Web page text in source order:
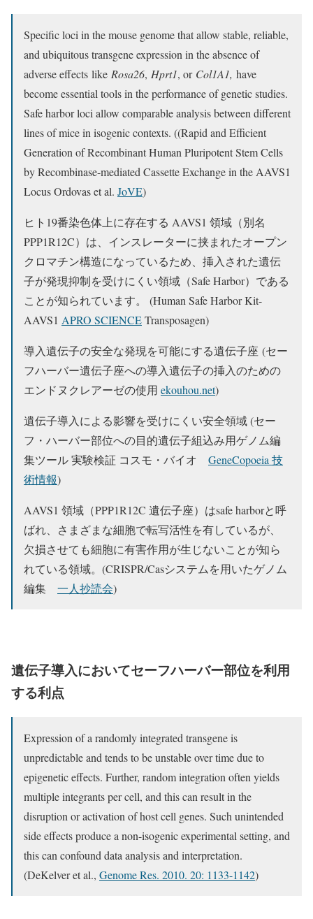
Specific loci in the mouse genome that allow stable, reliable,
and ubiquitous transgene expression in the absence of
adverse effects like Rosa26, Hprt1, or Col1A1, have
become essential tools in the performance of genetic studies.
Safe harbor loci allow comparable analysis between different
lines of mice in isogenic contexts. ((Rapid and Efficient
Generation of Recombinant Human Pluripotent Stem Cells
by Recombinase-mediated Cassette Exchange in the AAVS1
Locus Ordovas et al. JoVE)
ヒト19番染色体上に存在する AAVS1 領域（別名
PPP1R12C）は、インスレーターに挟まれたオープン
クロマチン構造になっているため、挿入された遺伝
子が発現抑制を受けにくい領域（Safe Harbor）である
ことが知られています。 (Human Safe Harbor Kit-
AAVS1 APRO SCIENCETransposagen)
導入遺伝子の安全な発現を可能にする遺伝子座 (セー
フハーバー遺伝子座への導入遺伝子の挿入のための
エンドヌクレアーゼの使用 ekouhou.net)
遺伝子導入による影響を受けにくい安全領域 (セー
フ・ハーバー部位への目的遺伝子組込み用ゲノム編
集ツール 実験検証 コスモ・バイオ GeneCopoeia 技
術情報)
AAVS1 領域（PPP1R12C 遺伝子座）はsafe harborと呼
ばれ、さまざまな細胞で転写活性を有しているが、
欠損させても細胞に有害作用が生じないことが知ら
れている領域。(CRISPR/Casシステムを用いたゲノム
編集 一人抄読会)
遺伝子導入においてセーフハーバー部位を利用
する利点
Expression of a randomly integrated transgene is
unpredictable and tends to be unstable over time due to
epigenetic effects. Further, random integration often yields
multiple integrants per cell, and this can result in the
disruption or activation of host cell genes. Such unintended
side effects produce a non-isogenic experimental setting, and
this can confound data analysis and interpretation.
(DeKelver et al., Genome Res. 2010. 20: 1133-1142)